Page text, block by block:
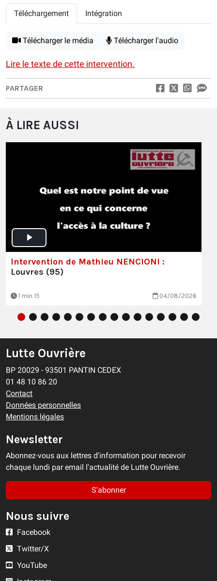
Téléchargement Intégration
Télécharger le média Télécharger l'audio
Lire le texte de cette intervention.
PARTAGER
À LIRE AUSSI
Intervention de Mathieu NENCIONI :
Louvres (95)
1 min 15 04/08/2026
Lutte Ouvrière
BP 20029 - 93501 PANTIN CEDEX
01 48 10 86 20
Contact
Données personnelles
Mentions légales
Newsletter
Abonnez-vous aux lettres d'information pour recevoir
chaque lundi par email l'actualité de Lutte Ouvrière.
S'abonner
Nous suivre
Facebook
Twitter/X
YouTube